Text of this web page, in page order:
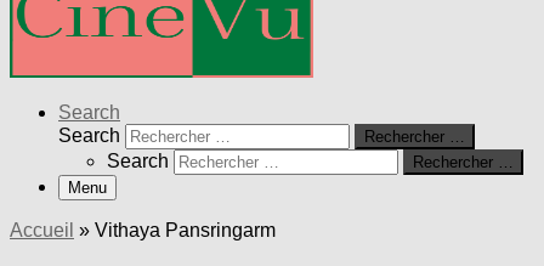
Search
Search
Rechercher …
Search
Rechercher …
Menu
Accueil » Vithaya Pansringarm